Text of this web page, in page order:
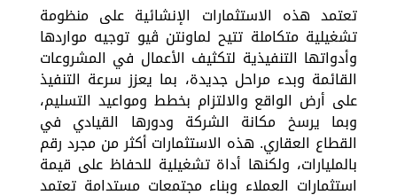
تعتمد هذه الاستثمارات الإنشائية على منظومة
تشغيلية متكاملة تتيح لماونتن ڤيو توجيه مواردها
وأدواتها التنفيذية لتكثيف الأعمال في المشروعات
القائمة وبدء مراحل جديدة، بما يعزز سرعة التنفيذ
على أرض الواقع والالتزام بخطط ومواعيد التسليم،
وبما يرسخ مكانة الشركة ودورها القيادي في
القطاع العقاري. هذه الاستثمارات أكثر من مجرد رقم
بالمليارات، ولكنها أداة تشغيلية للحفاظ على قيمة
استثمارات العملاء وبناء مجتمعات مستدامة تعتمد